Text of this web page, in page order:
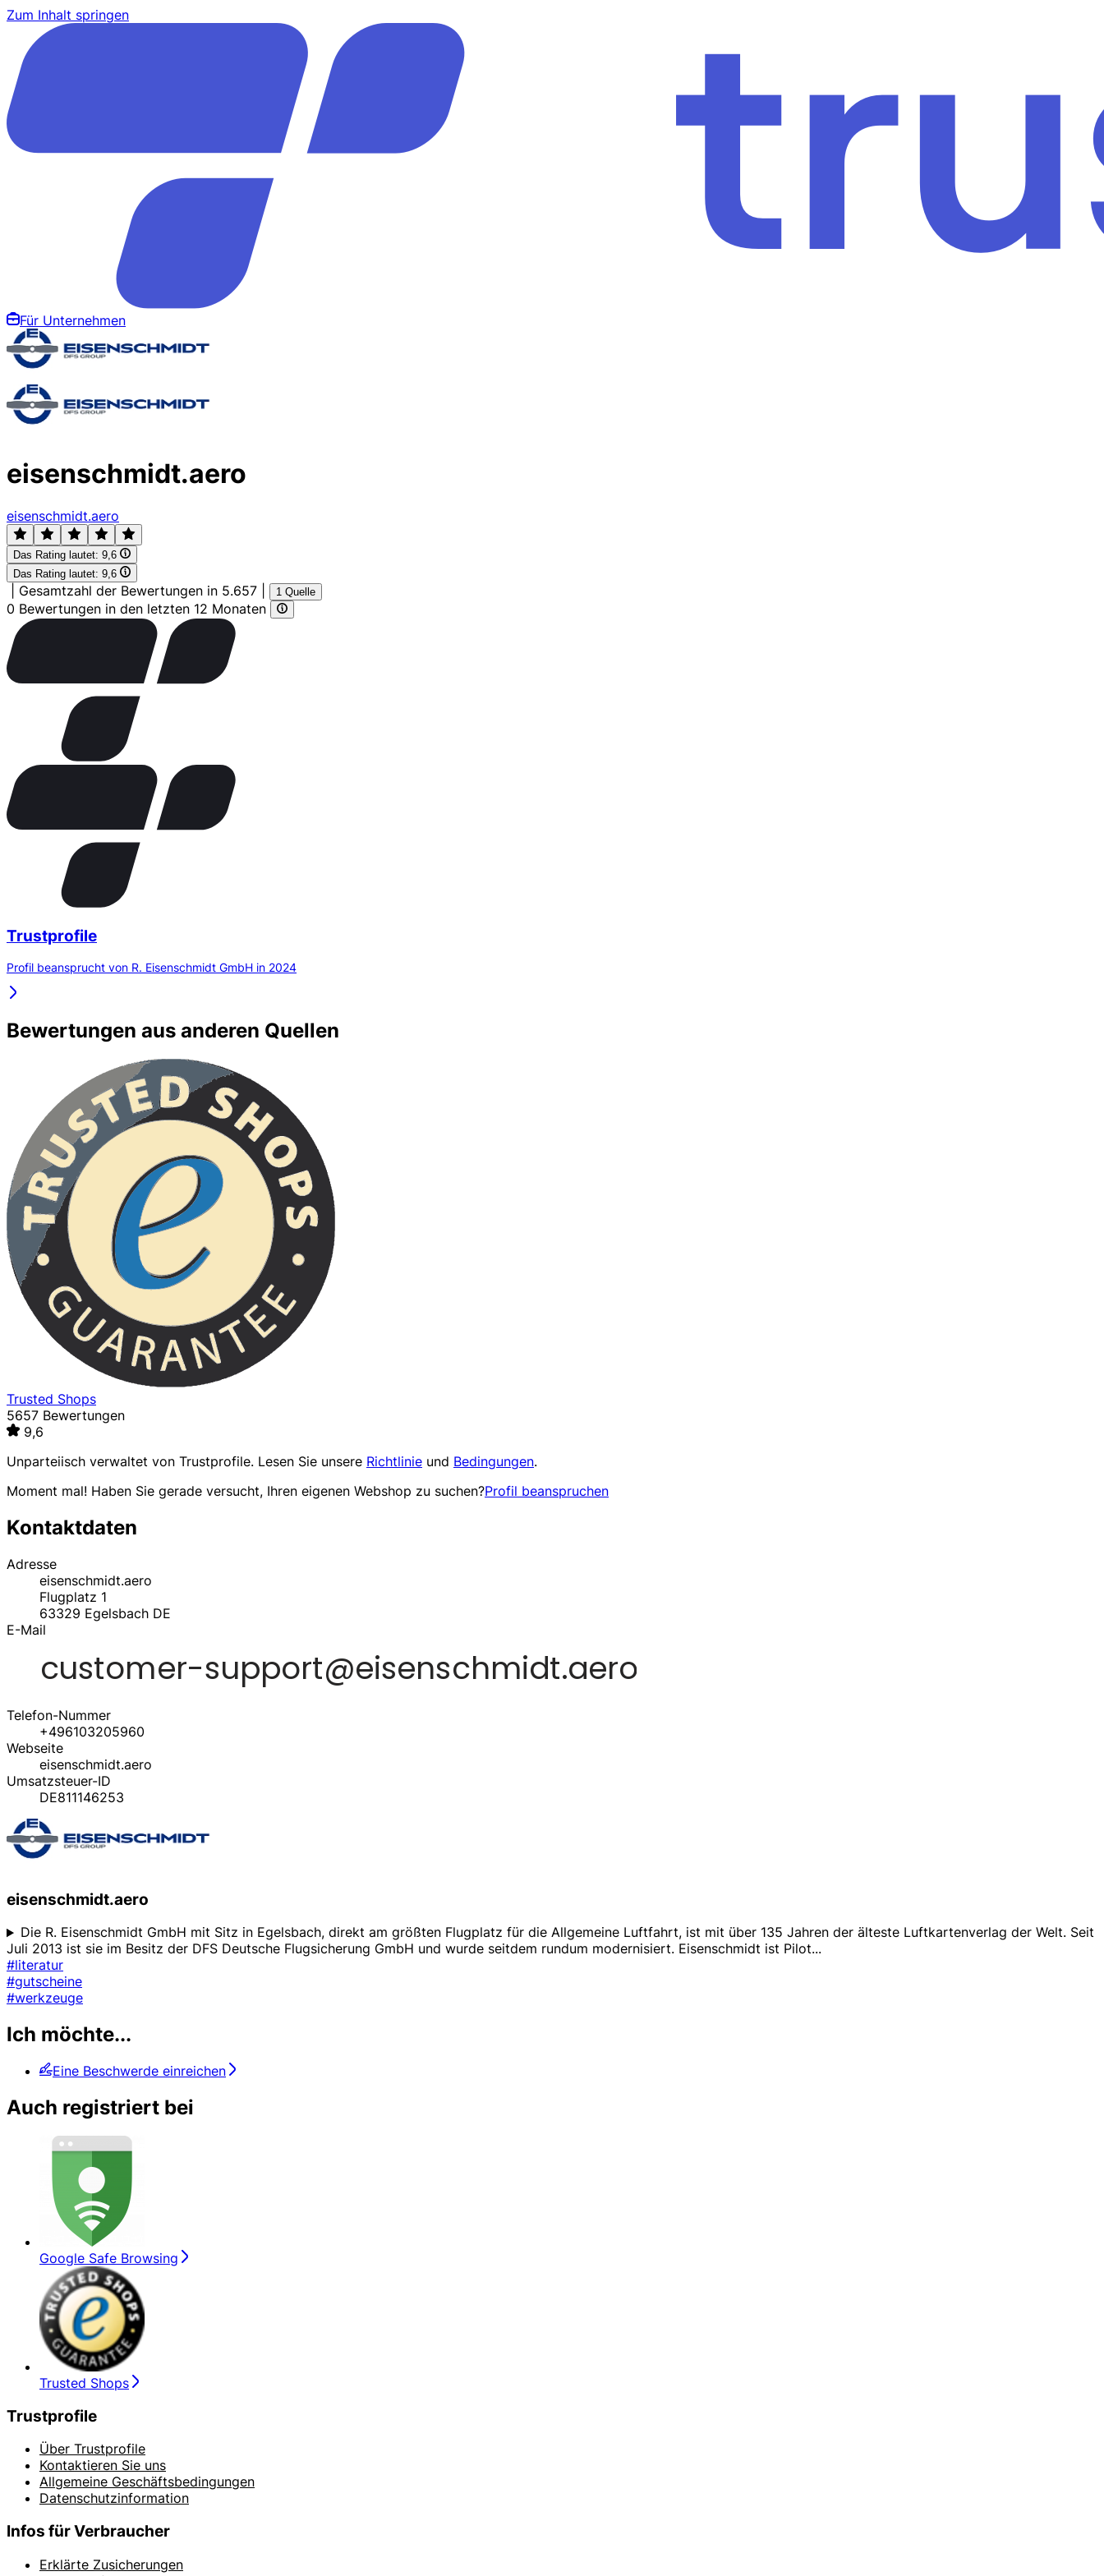
Zum Inhalt springen
Für Unternehmen
eisenschmidt.aero
eisenschmidt.aero
Das Rating lautet: 9,6
Das Rating lautet: 9,6
Gesamtzahl der Bewertungen in 5.657 1 Quelle
0 Bewertungen in den letzten 12 Monaten
Trustprofile
Profil beansprucht von R. Eisenschmidt GmbH in 2024
Bewertungen aus anderen Quellen
Trusted Shops
5657 Bewertungen
9,6
Unparteiisch verwaltet von Trustprofile. Lesen Sie unsere Richtlinie und Bedingungen.
Moment mal! Haben Sie gerade versucht, Ihren eigenen Webshop zu suchen?Profil beanspruchen
Kontaktdaten
Adresse
eisenschmidt.aero
Flugplatz 1
63329 Egelsbach DE
E-Mail
Telefon-Nummer
+496103205960
Webseite
eisenschmidt.aero
Umsatzsteuer-ID
DE811146253
eisenschmidt.aero
Die R. Eisenschmidt GmbH mit Sitz in Egelsbach, direkt am größten Flugplatz für die Allgemeine Luftfahrt, ist mit über 135 Jahren der älteste Luftkartenverlag der Welt. Seit
Juli 2013 ist sie im Besitz der DFS Deutsche Flugsicherung GmbH und wurde seitdem rundum modernisiert. Eisenschmidt ist Pilot...
#literatur
#gutscheine
#werkzeuge
Ich möchte...
Eine Beschwerde einreichen
Auch registriert bei
Google Safe Browsing
Trusted Shops
Trustprofile
Über Trustprofile
Kontaktieren Sie uns
Allgemeine Geschäftsbedingungen
Datenschutzinformation
Infos für Verbraucher
Erklärte Zusicherungen